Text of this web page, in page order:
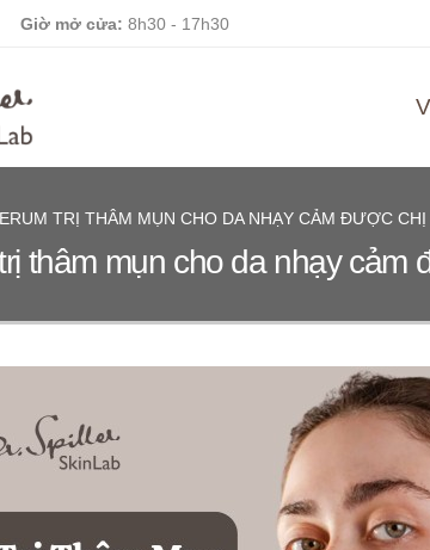
Giờ mở cửa: 8h30 - 17h30
TRỊ THÂM MỤN CHO DA NHẠY CẢM ĐƯỢC
thâm mụn cho da nhạy cảm